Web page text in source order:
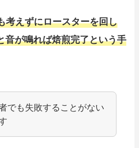
考えずにロースターを回し
音が鳴れば焙煎完了という手
でも失敗することがない